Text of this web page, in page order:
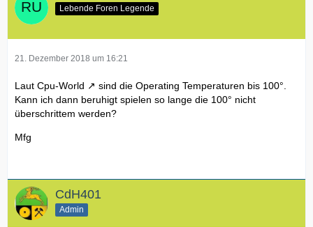
Lebende Foren Legende
21. Dezember 2018 um 16:21
Laut Cpu-World
sind die Operating Temperaturen bis 100°.
Kann ich dann beruhigt spielen so lange die 100° nicht
überschrittem werden?
Mfg
CdH401
Admin